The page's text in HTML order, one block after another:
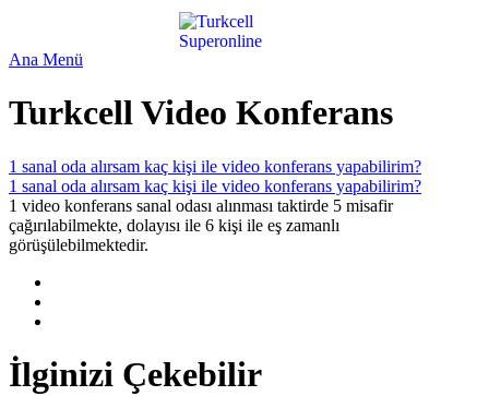
Ana Menü
Turkcell Video Konferans
1 sanal oda alırsam kaç kişi ile video konferans yapabilirim?
1 sanal oda alırsam kaç kişi ile video konferans yapabilirim?
1 video konferans sanal odası alınması taktirde 5 misafir
çağırılabilmekte, dolayısı ile 6 kişi ile eş zamanlı
görüşülebilmektedir.
İlginizi Çekebilir